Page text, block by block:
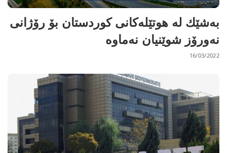
به‌شێك له‌ هوتێله‌كانی كوردستان بۆ رۆژانی
نه‌ورۆز شوێنیان نه‌ماوه‌
16/03/2022